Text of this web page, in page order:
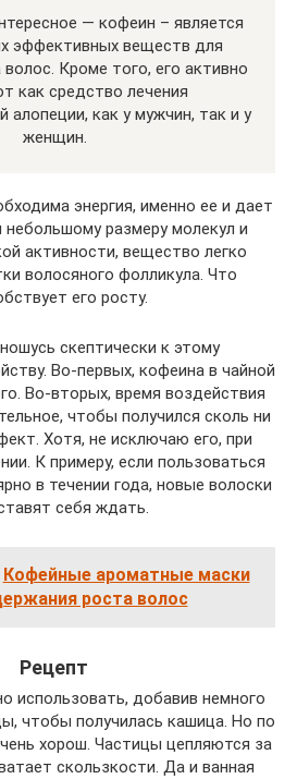
— кофеин – является
эффективных веществ для
Кроме того, его активно
как средство лечения
алопеции, как у мужчин, так и у
женщин.
энергия, именно ее и дает
небольшому размеру молекул и
активности, вещество легко
волосяного фолликула. Что
его росту.
скептически к этому
Во-первых, кофеина в чайной
Во-вторых, время воздействия
чтобы получился сколь ни
Хотя, не исключаю его, при
К примеру, если пользоваться
в течении года, новые волоски
себя ждать.
Кофейные ароматные маски
роста волос
Рецепт
добавив немного
чтобы получилась кашица. Но по
хорош. Частицы цепляются за
скользкости. Да и ванная